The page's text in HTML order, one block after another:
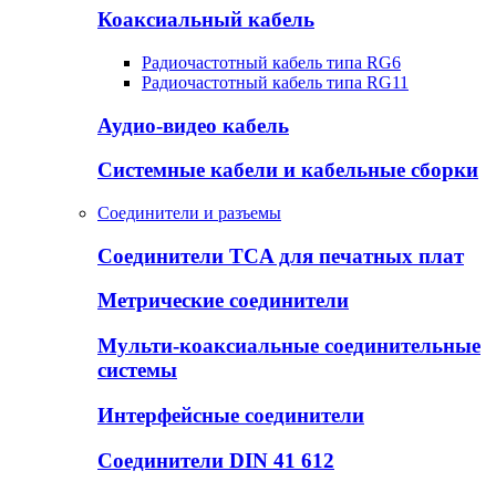
Коаксиальный кабель
Радиочастотный кабель типа RG6
Радиочастотный кабель типа RG11
Аудио-видео кабель
Системные кабели и кабельные сборки
Соединители и разъемы
Соединители TCA для печатных плат
Метрические соединители
Мульти-коаксиальные соединительные
системы
Интерфейсные соединители
Соединители DIN 41 612